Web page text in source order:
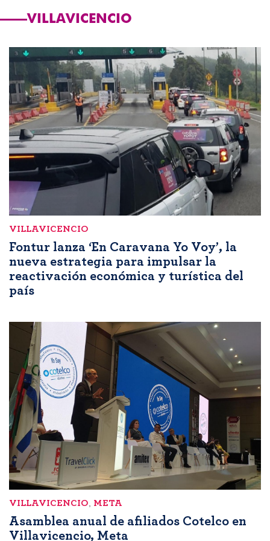
VILLAVICENCIO
VILLAVICENCIO
Fontur lanza ‘En Caravana Yo Voy’, la
nueva estrategia para impulsar la
reactivación económica y turística del
país
VILLAVICENCIO, META
Asamblea anual de afiliados Cotelco en
Villavicencio, Meta